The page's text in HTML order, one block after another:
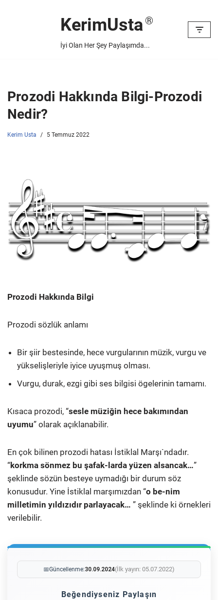
KerimUsta
İyi Olan Her Şey Paylaşımda...
Prozodi Hakkında Bilgi-Prozodi
Nedir?
Kerim Usta 5 Temmuz 2022
Prozodi Hakkında Bilgi
Prozodi sözlük anlamı
Bir şiir bestesinde, hece vurgularının müzik, vurgu ve
yükselişleriyle iyice uyuşmuş olması.
Vurgu, durak, ezgi gibi ses bilgisi ögelerinin tamamı.
Kısaca prozodi, “sesle müziğin hece bakımından
uyumu” olarak açıklanabilir.
En çok bilinen prozodi hatası İstiklal Marşı`ndadır.
“korkma sönmez bu şafak-larda yüzen alsancak…”
şeklinde sözün besteye uymadığı bir durum söz
konusudur. Yine İstiklal marşımızdan “o be-nim
milletimin yıldızıdır parlayacak… ” şeklinde ki örnekleri
verilebilir.
📅Güncellenme:30.09.2024(İlk yayın: 05.07.2022)
Beğendiyseniz Paylaşın